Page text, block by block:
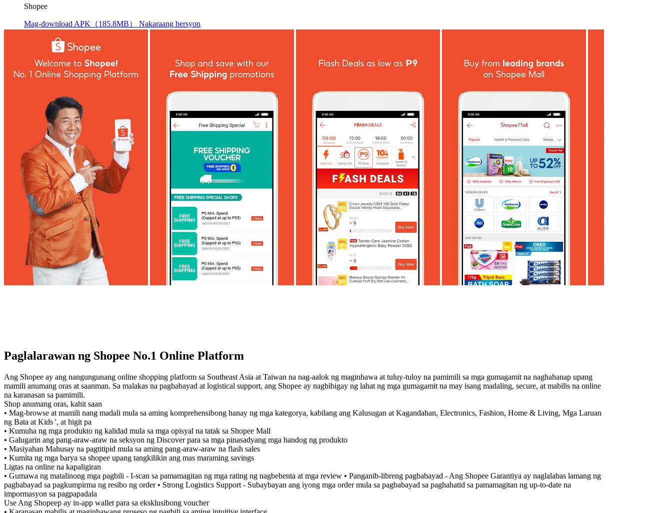
Shopee
Mag-download APK（185.8MB） Nakaraang bersyon
Paglalarawan ng Shopee No.1 Online Platform
Ang Shopee ay ang nangungunang online shopping platform sa Southeast Asia at Taiwan na nag-aalok ng maginhawa at tuluy-tuloy na pamimili sa mga gumagamit na naghahanap upang
mamili anumang oras at saanman. Sa malakas na pagbabayad at logistical support, ang Shopee ay nagbibigay ng lahat ng mga gumagamit na may isang madaling, secure, at mabilis na online
na karanasan sa pamimili.
Shop anumang oras, kahit saan
• Mag-browse at mamili nang madali mula sa aming komprehensibong hanay ng mga kategorya, kabilang ang Kalusugan at Kagandahan, Electronics, Fashion, Home & Living, Mga Laruan
ng Bata at Kids ', at higit pa
• Kumuha ng mga produkto ng kalidad mula sa mga opisyal na tatak sa Shopee Mall
• Galugarin ang pang-araw-araw na seksyon ng Discover para sa mga pinasadyang mga handog ng produkto
• Masiyahan Mahusay na pagtitipid mula sa aming pang-araw-araw na flash sales
• Kumita ng mga barya sa shopee upang tangkilikin ang mas maraming savings
Ligtas na online na kapaligiran
• Gumawa ng matalinong mga pagbili - I-scan sa pamamagitan ng mga rating ng nagbebenta at mga review • Panganib-libreng pagbabayad - Ang Shopee Garantiya ay naglalabas lamang ng
pagbabayad sa pagkumpirma ng resibo ng order • Strong Logistics Support - Subaybayan ang iyong mga order mula sa pagbabayad sa paghahatid sa pamamagitan ng up-to-date na
impormasyon sa pagpapadala
Use Ang Shopeep ay in-app wallet para sa eksklusibong voucher